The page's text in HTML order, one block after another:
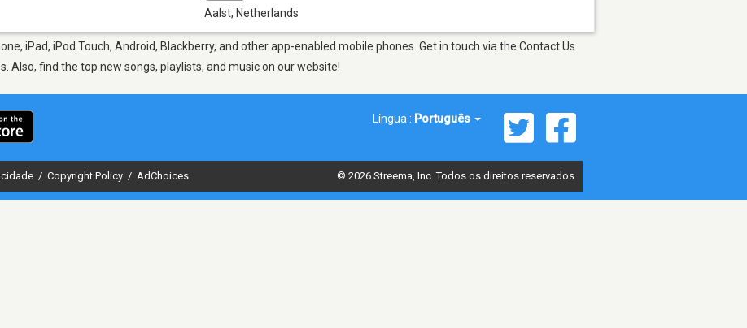
Aalst, Netherlands
iPad, iPod Touch, Android, Blackberry, and other app-enabled mobile phones. Get in touch via the Contact Us
Also, find the top new songs, playlists, and music on our website!
Língua : Português
/ Copyright Policy / AdChoices © 2026 Streema, Inc. Todos os direitos reservados